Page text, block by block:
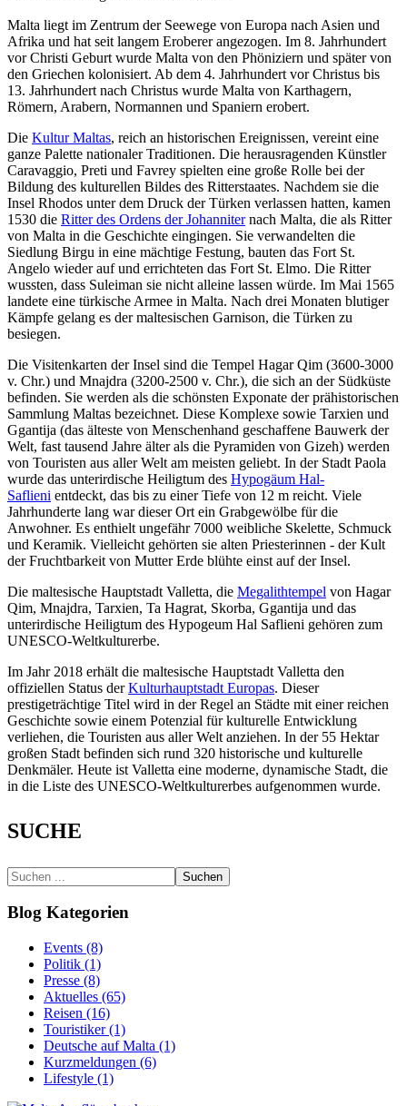
Malta liegt im Zentrum der Seewege von Europa nach Asien und
Afrika und hat seit langem Eroberer angezogen. Im 8. Jahrhundert
vor Christi Geburt wurde Malta von den Phöniziern und später von
den Griechen kolonisiert. Ab dem 4. Jahrhundert vor Christus bis
13. Jahrhundert nach Christus wurde Malta von Karthagern,
Römern, Arabern, Normannen und Spaniern erobert.
Die Kultur Maltas, reich an historischen Ereignissen, vereint eine
ganze Palette nationaler Traditionen. Die herausragenden Künstler
Caravaggio, Preti und Favrey spielten eine große Rolle bei der
Bildung des kulturellen Bildes des Ritterstaates. Nachdem sie die
Insel Rhodos unter dem Druck der Türken verlassen hatten, kamen
1530 die Ritter des Ordens der Johanniternach Malta, die als Ritter
von Malta in die Geschichte eingingen. Sie verwandelten die
Siedlung Birgu in eine mächtige Festung, bauten das Fort St.
Angelo wieder auf und errichteten das Fort St. Elmo. Die Ritter
wussten, dass Suleiman sie nicht alleine lassen würde. Im Mai 1565
landete eine türkische Armee in Malta. Nach drei Monaten blutiger
Kämpfe gelang es der maltesischen Garnison, die Türken zu
besiegen.
Die Visitenkarten der Insel sind die Tempel Hagar Qim (3600-3000
v. Chr.) und Mnajdra (3200-2500 v. Chr.), die sich an der Südküste
befinden. Sie werden als die schönsten Exponate der prähistorischen
Sammlung Maltas bezeichnet. Diese Komplexe sowie Tarxien und
Ggantija (das älteste von Menschenhand geschaffene Bauwerk der
Welt, fast tausend Jahre älter als die Pyramiden von Gizeh) werden
von Touristen aus aller Welt am meisten geliebt. In der Stadt Paola
wurde das unterirdische Heiligtum des Hypogäum Hal-
Saflieni entdeckt, das bis zu einer Tiefe von 12 m reicht. Viele
Jahrhunderte lang war dieser Ort ein Grabgewölbe für die
Anwohner. Es enthielt ungefähr 7000 weibliche Skelette, Schmuck
und Keramik. Vielleicht gehörten sie alten Priesterinnen - der Kult
der Fruchtbarkeit von Mutter Erde blühte einst auf der Insel.
Die maltesische Hauptstadt Valletta, die Megalithtempel von Hagar
Qim, Mnajdra, Tarxien, Ta Hagrat, Skorba, Ggantija und das
unterirdische Heiligtum des Hypogeum Hal Saflieni gehören zum
UNESCO-Weltkulturerbe.
Im Jahr 2018 erhält die maltesische Hauptstadt Valletta den
offiziellen Status derKulturhauptstadt Europas. Dieser
prestigeträchtige Titel wird in der Regel an Städte mit einer reichen
Geschichte sowie einem Potenzial für kulturelle Entwicklung
verliehen, die Touristen aus aller Welt anziehen. In der 55 Hektar
großen Stadt befinden sich rund 320 historische und kulturelle
Denkmäler. Heute ist Valletta eine moderne, dynamische Stadt, die
in die Liste des UNESCO-Weltkulturerbes aufgenommen wurde.
SUCHE
Suchen
Blog Kategorien
Events (8)
Politik (1)
Presse (8)
Aktuelles (65)
Reisen (16)
Touristiker (1)
Deutsche auf Malta (1)
Kurzmeldungen (6)
Lifestyle (1)